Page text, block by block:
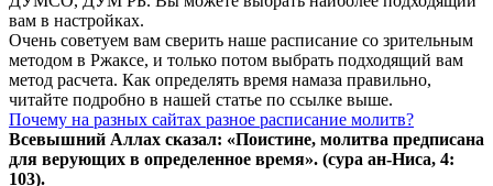
вам в настройках.
Очень советуем вам сверить наше расписание со зрительным
методом в Ржаксе, и только потом выбрать подходящий вам
метод расчета. Как определять время намаза правильно,
читайте подробно в нашей статье по ссылке выше.
Почему на разных сайтах разное расписание молитв?
Всевышний Аллах сказал: «Поистине, молитва предписана
для верующих в определенное время». (сура ан-Ниса, 4:
103).